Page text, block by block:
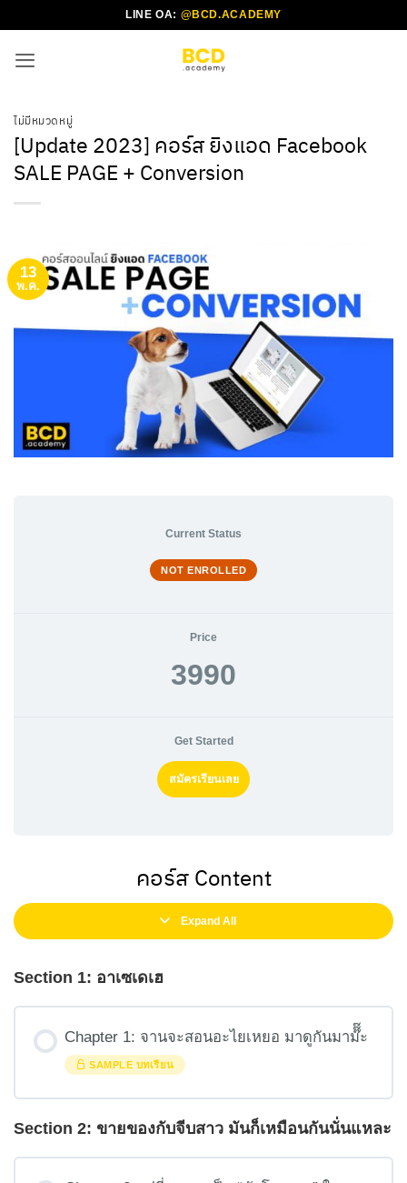
ไป
LINE OA: @BCD.ACADEMY
ไม่มีหมวดหมู่
[Update 2023] คอร์ส ยิงแอด Facebook
SALE PAGE + Conversion
13
พ.ค.
Current Status
NOT ENROLLED
Price
3990
Get Started
สมัครเรียนเลย
คอร์ส Content
Expand All
Section 1: อาเซเดเฮ
Chapter 1: จานจะสอนอะไยเหยอ มาดูกันมาม๊๊๊ะ
SAMPLE บทเรียน
Section 2: ขายของกับจีบสาว มันก็เหมือนกันนั่นแหละ